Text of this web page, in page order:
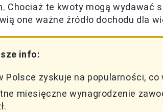
Chociaż te kwoty mogą wydawać
one ważne źródło dochodu dla
info:
Polsce zyskuje na popularności, co
miesięczne wynagrodzenie